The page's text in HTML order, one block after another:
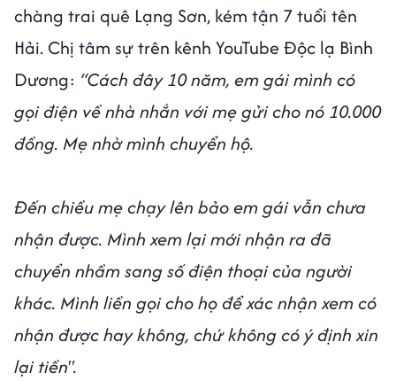
chàng trai quê Lạng Sơn, kém tận 7 tuổi tên
Hải. Chị tâm sự trên kênh YouTube Độc lạ Bình
Dương: “Cách đây 10 năm, em gái mình có
gọi điện về nhà nhắn với mẹ gửi cho nó 10.000
đồng. Mẹ nhờ mình chuyển hộ.
Đến chiều mẹ chạy lên bảo em gái vẫn chưa
nhận được. Mình xem lại mới nhận ra đã
chuyển nhầm sang số điện thoại của người
khác. Mình liền gọi cho họ để xác nhận xem có
nhận được hay không, chứ không có ý định xin
lại tiền".